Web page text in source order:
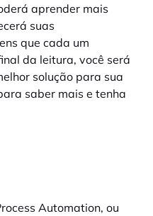
aprender mais
suas
que cada um
da leitura, você será
solução para sua
saber mais e tenha
Automation, ou